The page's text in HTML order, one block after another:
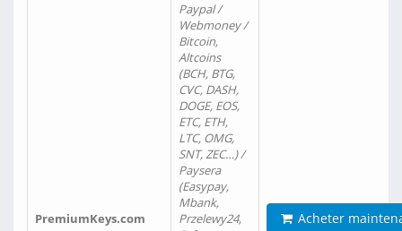
PremiumKeys.com
Paypal /
Webmoney /
Bitcoin,
Altcoins
(BCH, BTG,
CVC, DASH,
DOGE, EOS,
ETC, ETH,
LTC, OMG,
SNT, ZEC…) /
Paysera
(Easypay,
Mbank,
Przelewy24,
Acheter